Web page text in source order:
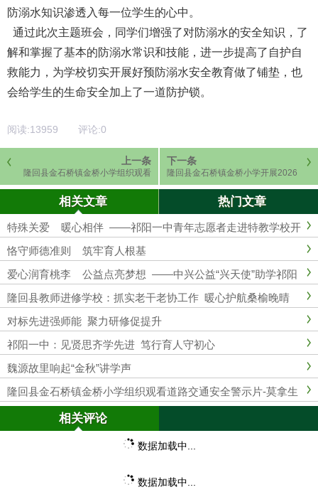
防溺水知识渗透入每一位学生的心中。
通过此次主题班会，同学们增强了对防溺水的安全知识，了
解和掌握了基本的防溺水常识和技能，进一步提高了自护自
救能力，为学校切实开展好预防溺水安全教育做了铺垫，也
会给学生的生命安全加上了一道防护锁。
阅读:13959 评论:0
上一条
隆回县金石桥镇金桥小学组织观看
道路交通安全警示片-莫拿生命去尝
下一条
隆回县金石桥镇金桥小学开展2026
年上学期禁毒主题班会活动
相关文章 热门文章
特殊关爱 暖心相伴 ——祁阳一中青年志愿者走进特教学校开
展志愿服务
恪守师德准则 筑牢育人根基
爱心润育桃李 公益点亮梦想 ——中兴公益“兴天使”助学祁阳
一中中兴班开班 暨探访活动圆满举行
隆回县教师进修学校：抓实老干老协工作 暖心护航桑榆晚晴
对标先进强师能 聚力研修促提升
祁阳一中：见贤思齐学先进 笃行育人守初心
魏源故里响起“金秋”讲学声
隆回县金石桥镇金桥小学组织观看道路交通安全警示片-莫拿生
命去尝试
相关评论
数据加载中...
数据加载中...